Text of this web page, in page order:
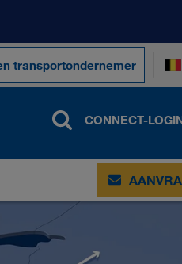
transportondernemer
CONNECT-